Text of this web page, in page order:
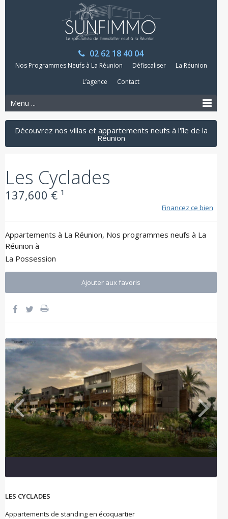
02 62 18 40 04
Nos Programmes Neufs à La Réunion Défiscaliser
La Réunion
L’agence
Contact
Menu ...
Découvrez nos villas et appartements neufs à l'île de la
Réunion
Les Cyclades
137,600 € ¹
Financez ce bien
Appartements à La Réunion, Nos programmes neufs à La
Réunion à
La Possession
Ajouter aux favoris
LES CYCLADES
Appartements de standing en écoquartier